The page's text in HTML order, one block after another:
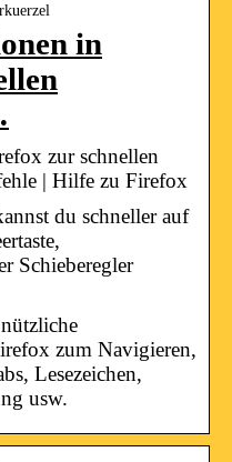
in
zur schnellen
| Hilfe zu Firefox
du schneller auf
Schieberegler
zum Navigieren,
Lesezeichen,
usw.